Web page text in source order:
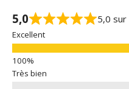
5,0 5,0 sur
Excellent
Très bien